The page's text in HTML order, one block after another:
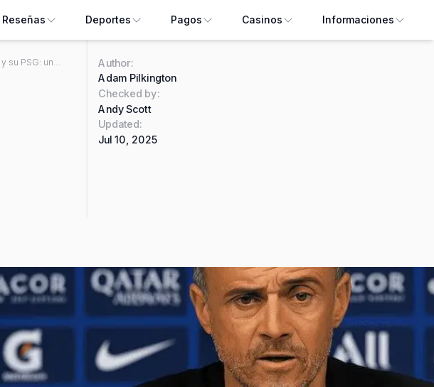
Reseñas Deportes Pagos Casinos Informaciones
Luis Enrique y su PSG: una ‘aspiradora’ que arrasa en Europa Author:
Adam Pilkington
Checked by:
Andy Scott
Updated:
Jul 10, 2025